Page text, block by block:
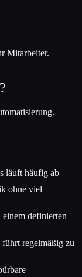
Mitarbeiter.
läuft häufig ab
ohne viel
definierten
regelmäßig zu